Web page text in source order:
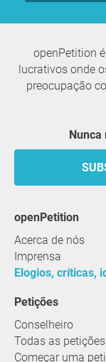
openPetition
lucrativos onde
preocupação
openPetition
Acerca de nós
Imprensa
Elogios, críticas,
Petições
Conselheiro
Todas as petições
Começar uma